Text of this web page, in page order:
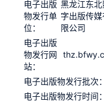
电子出版
物发行单
位：
黑龙江东
字出版传
限公司
电子出版
物发行网
站：
电子出版物发行批次
电子出版物发行时间